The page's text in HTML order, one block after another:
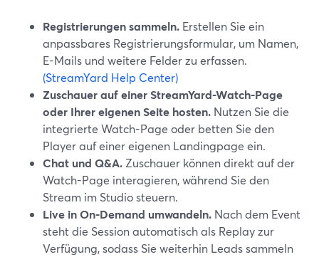
Registrierungen sammeln. Erstellen Sie ein
anpassbares Registrierungsformular, um Namen,
E-Mails und weitere Felder zu erfassen.
(StreamYard Help Center)
Zuschauer auf einer StreamYard-Watch-Page
oder Ihrer eigenen Seite hosten. Nutzen Sie die
integrierte Watch-Page oder betten Sie den
Player auf einer eigenen Landingpage ein.
Chat und Q&A. Zuschauer können direkt auf der
Watch-Page interagieren, während Sie den
Stream im Studio steuern.
Live in On-Demand umwandeln. Nach dem Event
steht die Session automatisch als Replay zur
Verfügung, sodass Sie weiterhin Leads sammeln